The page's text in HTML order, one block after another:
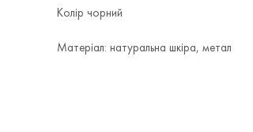
Колір чорний
Матеріал: натуральна шкіра, метал